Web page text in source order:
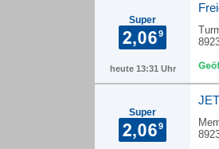
Super
heute 13:31 Uhr
Super
JET